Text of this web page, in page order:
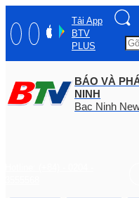
Tải App
BTV
PLUS
BÁO VÀ
NINH
Bac Ninh